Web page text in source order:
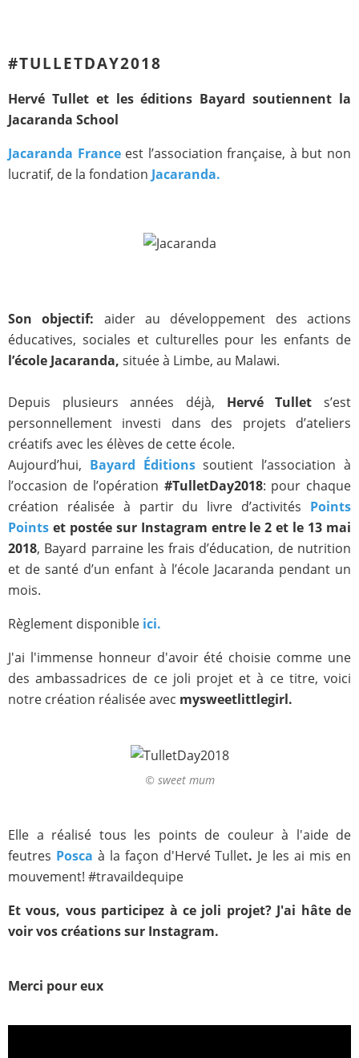
#TULLETDAY2018
Hervé Tullet et les éditions Bayard soutiennent la
Jacaranda School
Jacaranda Franceest l’association française, à but non
lucratif, de la fondation Jacaranda.
Son objectif: aider au développement des actions
éducatives, sociales et culturelles pour les enfants de
l’école Jacaranda, située à Limbe, au Malawi.
Depuis plusieurs années déjà, Hervé Tullet s’est
personnellement investi dans des projets d’ateliers
créatifs avec les élèves de cette école.
Aujourd’hui, Bayard Éditionssoutient l’association à
l’occasion de l’opération #TulletDay2018: pour chaque
création réalisée à partir du livre d’activités Points
Points et postée sur Instagram entre le 2 et le 13 mai
2018, Bayard parraine les frais d’éducation, de nutrition
et de santé d’un enfant à l’école Jacaranda pendant un
mois.
Règlement disponible ici.
J'ai l'immense honneur d'avoir été choisie comme une
des ambassadrices de ce joli projet et à ce titre, voici
notre création réalisée avec mysweetlittlegirl.
© sweet mum
Elle a réalisé tous les points de couleur à l'aide de
feutres Posca à la façon d'Hervé Tullet. Je les ai mis en
mouvement! #travaildequipe
Et vous, vous participez à ce joli projet? J'ai hâte de
voir vos créations sur Instagram.
Merci pour eux